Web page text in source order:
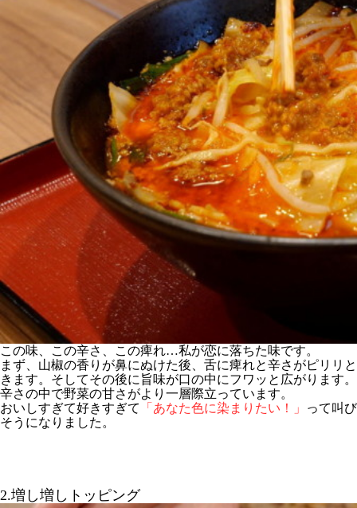
この味、この辛さ、この痺れ…私が恋に落ちた味です。
まず、山椒の香りが鼻にぬけた後、舌に痺れと辛さがピリリと
きます。そしてその後に旨味が口の中にフワッと広がります。
辛さの中で野菜の甘さがより一層際立っています。
おいしすぎて好きすぎて
「あなた色に染まりたい！」
って叫び
そうになりました。
2.増し増しトッピング